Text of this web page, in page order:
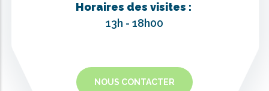
Horaires des visites :
13h - 18h00
NOUS CONTACTER